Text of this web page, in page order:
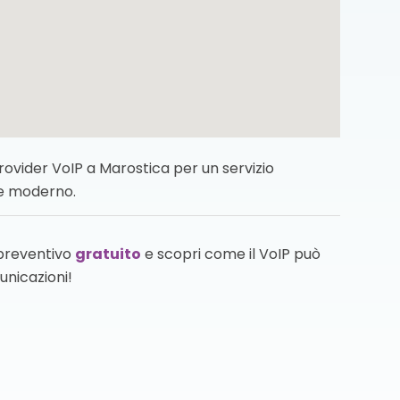
VoIP a Marostica per un servizio
moderno.
gratuito e scopri come il VoIP può